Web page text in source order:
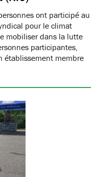
ont participé au
pour le climat
mobiliser dans la lutte
participantes,
établissement membre